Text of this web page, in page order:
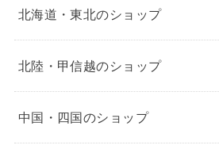
北海道・東北のショップ
北陸・甲信越のショップ
中国・四国のショップ